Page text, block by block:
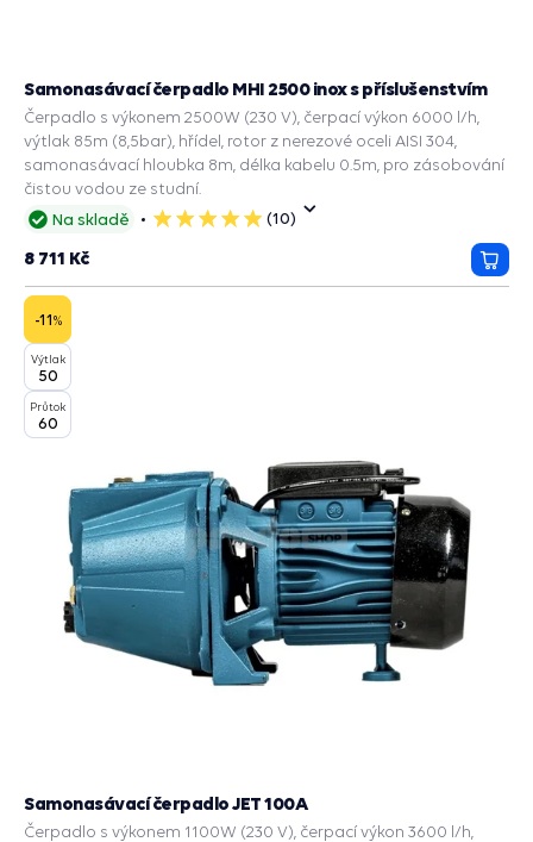
Na skladě
5
(10)
Samonasávací čerpadlo MHI 2500 inox s příslušenstvím
Čerpadlo s výkonem 2500W (230 V), čerpací výkon 6000 l/h,
výtlak 85m (8,5bar), hřídel, rotor z nerezové oceli AISI 304,
samonasávací hloubka 8m, délka kabelu 0.5m, pro zásobování
čistou vodou ze studní.
8 711 Kč
do
-11%
Výtlak
50
Průtok
60
Samonasávací čerpadlo JET 100A
Čerpadlo s výkonem 1100W (230 V), čerpací výkon 3600 l/h,